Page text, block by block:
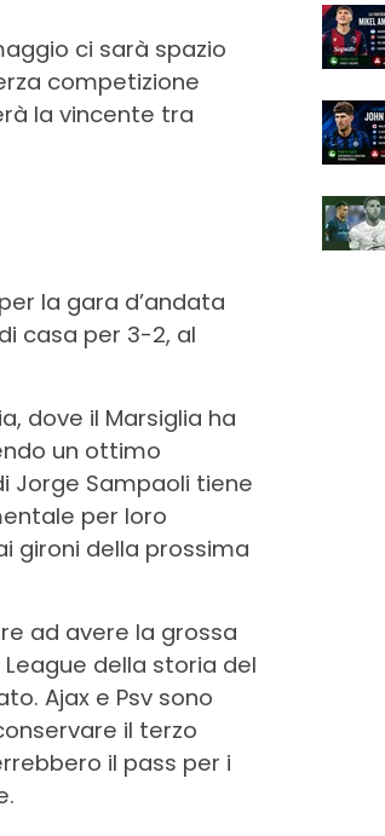
ci sarà spazio
competizione
la vincente tra
la gara d’andata
casa per 3-2, al
dove il Marsiglia ha
un ottimo
Jorge Sampaoli tiene
per loro
gironi della prossima
ad avere la grossa
della storia del
Ajax e Psv sono
il terzo
il pass per i